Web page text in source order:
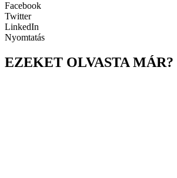
Facebook
Twitter
LinkedIn
Nyomtatás
EZEKET OLVASTA MÁR?